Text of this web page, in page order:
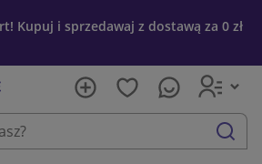
Kupuj i sprzedawaj z dostawą za 0 zł
szukaj